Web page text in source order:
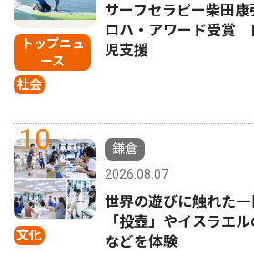
トップニュ
ース
社会
サーフセラピー柴田
ロハ・アワード受賞
児支援
10
文化
鎌倉
2026.08.07
世界の遊びに触れた
「投壺」やイスラエ
などを体験